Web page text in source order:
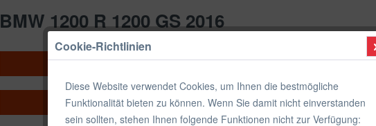
BMW 1200 R 1200 GS 2016
Bremsen Fahrwerk
Windschild
Cookie-Richtlinien
Diese Website verwendet Cookies, um Ihnen die bestmögliche
Funktionalität bieten zu können. Wenn Sie damit nicht einverstanden
sein sollten, stehen Ihnen folgende Funktionen nicht zur Verfügung: